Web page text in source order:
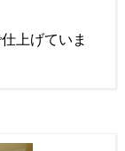
上げていま